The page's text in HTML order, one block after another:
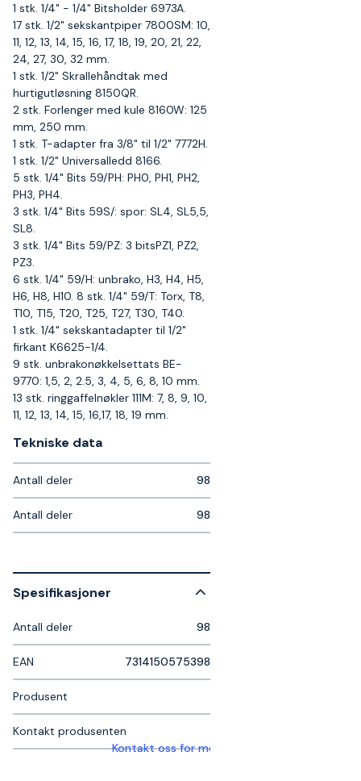
1 stk. 1/4" - 1/4" Bitsholder 6973A.
17 stk. 1/2" sekskantpiper 7800SM: 10,
11, 12, 13, 14, 15, 16, 17, 18, 19, 20, 21, 22,
24, 27, 30, 32 mm.
1 stk. 1/2" Skrallehåndtak med
hurtigutløsning 8150QR.
2 stk. Forlenger med kule 8160W: 125
mm, 250 mm.
1 stk. T-adapter fra 3/8" til 1/2" 7772H.
1 stk. 1/2" Universalledd 8166.
5 stk. 1/4" Bits 59/PH: PH0, PH1, PH2,
PH3, PH4.
3 stk. 1/4" Bits 59S/: spor: SL4, SL5,5,
SL8.
3 stk. 1/4" Bits 59/PZ: 3 bitsPZ1, PZ2,
PZ3.
6 stk. 1/4" 59/H: unbrako, H3, H4, H5,
H6, H8, H10. 8 stk. 1/4" 59/T: Torx, T8,
T10, T15, T20, T25, T27, T30, T40.
1 stk. 1/4" sekskantadapter til 1/2"
firkant K6625-1/4.
9 stk. unbrakonøkkelsettats BE-
9770: 1,5, 2, 2.5, 3, 4, 5, 6, 8, 10 mm.
13 stk. ringgaffelnøkler 111M: 7, 8, 9, 10,
11, 12, 13, 14, 15, 16,17, 18, 19 mm.
Tekniske data​
Antall deler 98
Antall deler 98
Spesifikasjoner
Antall deler 98
EAN 7314150575398
Produsent
Kontakt produsenten
Kontakt oss for mer informasjon